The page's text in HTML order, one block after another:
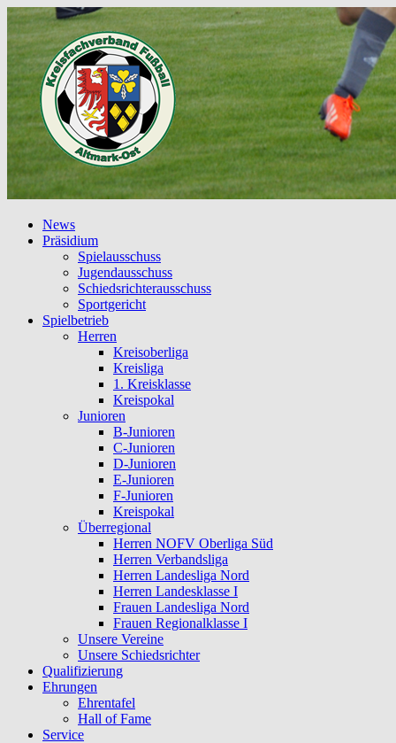
News
Präsidium
Spielausschuss
Jugendausschuss
Schiedsrichterausschuss
Sportgericht
Spielbetrieb
Herren
Kreisoberliga
Kreisliga
1. Kreisklasse
Kreispokal
Junioren
B-Junioren
C-Junioren
D-Junioren
E-Junioren
F-Junioren
Kreispokal
Überregional
Herren NOFV Oberliga Süd
Herren Verbandsliga
Herren Landesliga Nord
Herren Landesklasse I
Frauen Landesliga Nord
Frauen Regionalklasse I
Unsere Vereine
Unsere Schiedsrichter
Qualifizierung
Ehrungen
Ehrentafel
Hall of Fame
Service